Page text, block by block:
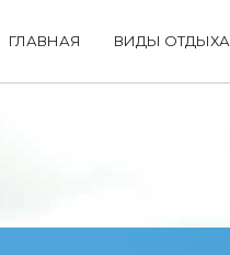
ГЛАВНАЯ ВИДЫ ОТДЫХА